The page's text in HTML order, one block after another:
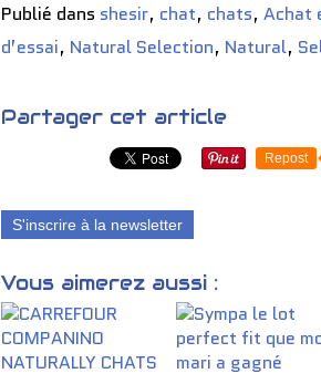
Publié dans shesir, chat, chats, Achat
d’essai, Natural Selection, Natural,
Partager cet article
Repost
S'inscrire à la newsletter
Vous aimerez aussi :